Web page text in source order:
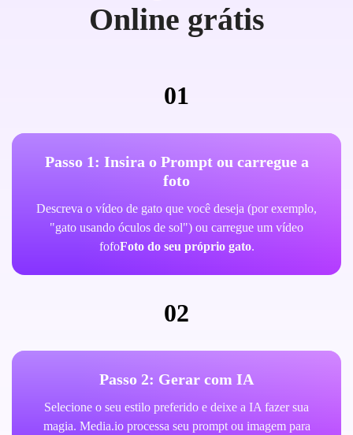
Online grátis
01
Passo 1: Insira o Prompt ou carregue a
foto
Descreva o vídeo de gato que você deseja (por exemplo,
"gato usando óculos de sol") ou carregue um vídeo
fofoFoto do seu próprio gato.
02
Passo 2: Gerar com IA
Selecione o seu estilo preferido e deixe a IA fazer sua
magia. Media.io processa seu prompt ou imagem para